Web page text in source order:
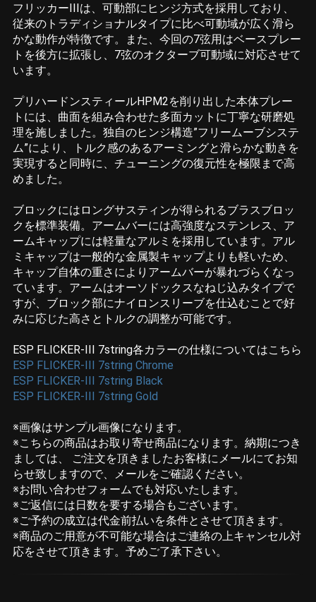
フリッカーIIIは、可動部にヒンジ方式を採用しており、
従来のトラディショナルタイプに比べ可動域が広く滑ら
かな動作が特徴です。また、今回の7弦用はベースプレー
トを後方に拡張し、7弦のオクターブ可動域に対応させて
います。
プリハードンスティールHPM2を削り出した本体プレー
トには、曲面を組み合わせた多面カットに丁寧な研磨処
理を施しました。独自のヒンジ構造”フリームーブシステ
ム”により、トルク感のあるアーミングと滑らかな動きを
実現すると同時に、チューニングの復元性を極限まで高
めました。
ブロックにはロングサスティンが得られるブラスブロッ
クを標準装備。アームバーには高強度なステンレス、ア
ームキャップには軽量なアルミを採用しています。アル
ミキャップは一般的な金属製キャップよりも軽いため、
キャップ自体の重さによりアームバーが暴れづらくなっ
ています。アームはオーソドックスなねじ込みタイプで
すが、ブロック部にナイロンスリーブを仕込むことで好
みに応じた高さとトルクの調整が可能です。
ESP FLICKER-III 7string各カラーの仕様についてはこちら
ESP FLICKER-III 7string Chrome
ESP FLICKER-III 7string Black
ESP FLICKER-III 7string Gold
※画像はサンプル画像になります。
※こちらの商品はお取り寄せ商品になります。納期につき
ましては、 ご注文を頂きましたお客様にメールにてお知
らせ致しますので、メールをご確認ください。
※お問い合わせフォームでも対応いたします。
※ご返信には日数を要する場合もございます。
※ご予約の成立は代金前払いを条件とさせて頂きます。
※商品のご用意が不可能な場合はご連絡の上キャンセル対
応をさせて頂きます。予めご了承下さい。